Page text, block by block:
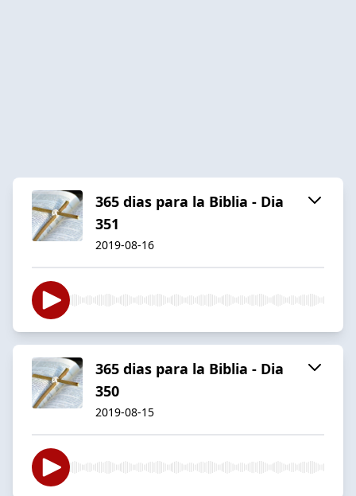
365 dias para la Biblia - Dia
351
2019-08-16
365 dias para la Biblia - Dia
350
2019-08-15